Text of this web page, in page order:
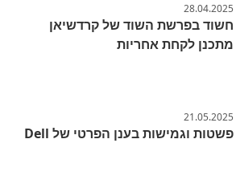
28.04.2025
חשוד בפרשת השוד של קרדשיאן
מתכנן לקחת אחריות
21.05.2025
פשטות וגמישות בענן הפרטי של Dell